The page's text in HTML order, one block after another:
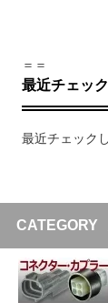
＝＝
最近チェッ
最近チェック
CATEGORY